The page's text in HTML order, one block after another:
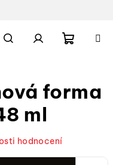
košík
forma
ml
hodnocení